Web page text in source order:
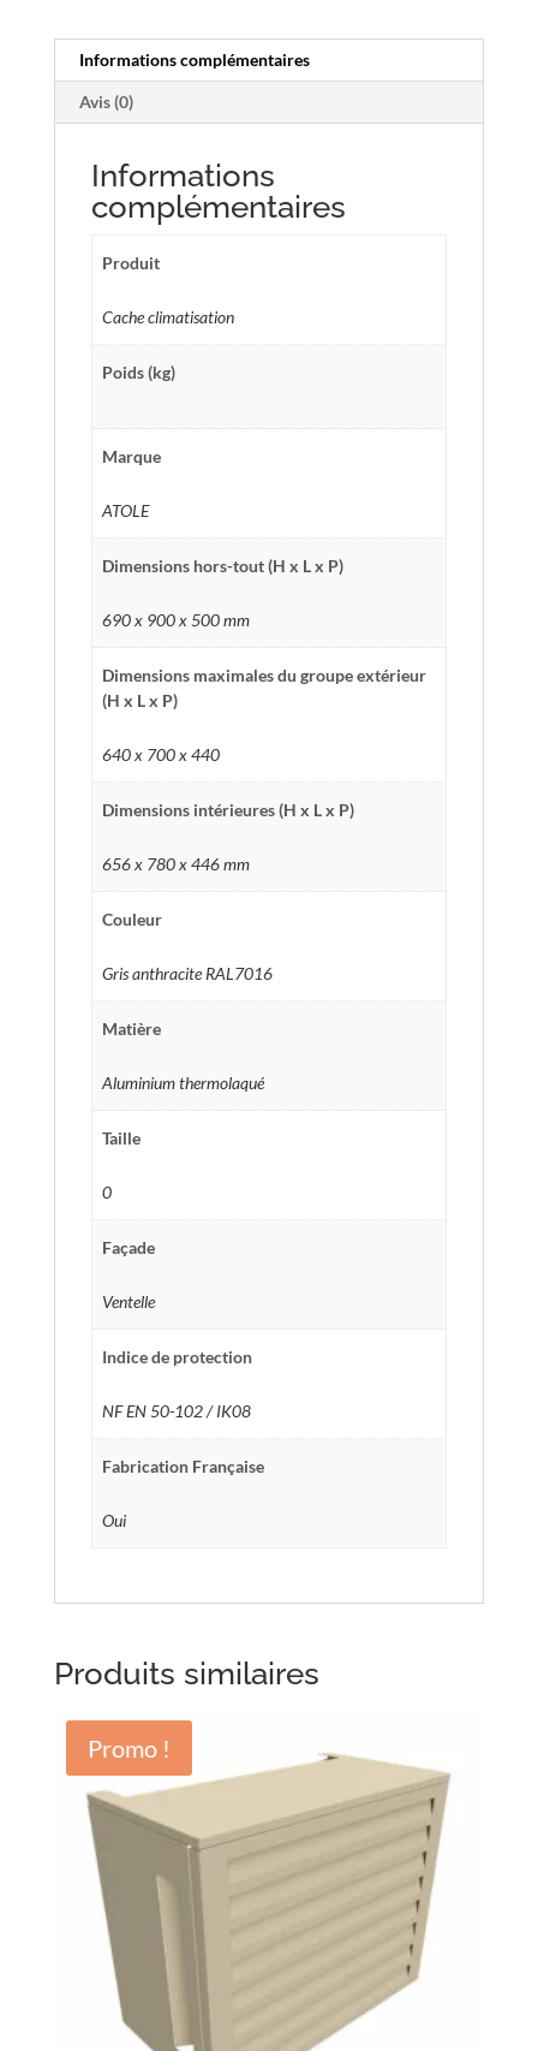
x
anthracite
Informations complémentaires
Avis (0)
Informations
complémentaires
Produit
Cache climatisation
Poids (kg)
Marque
ATOLE
Dimensions hors-tout (H x L x P)
690 x 900 x 500 mm
Dimensions maximales du groupe extérieur
(H x L x P)
640 x 700 x 440
Dimensions intérieures (H x L x P)
656 x 780 x 446 mm
Couleur
Gris anthracite RAL7016
Matière
Aluminium thermolaqué
Taille
0
Façade
Ventelle
Indice de protection
NF EN 50-102 / IK08
Fabrication Française
Oui
Produits similaires
Promo !